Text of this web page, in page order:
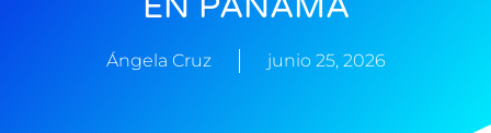
Ángela Cruz junio 25, 2026